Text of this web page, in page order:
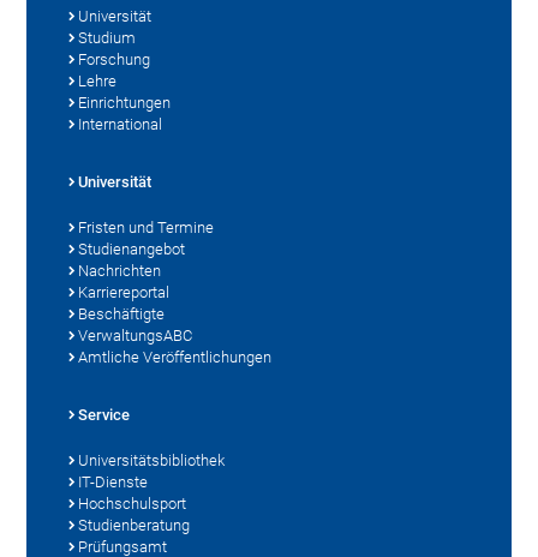
Universität
Studium
Forschung
Lehre
Einrichtungen
International
Universität
Fristen und Termine
Studienangebot
Nachrichten
Karriereportal
Beschäftigte
VerwaltungsABC
Amtliche Veröffentlichungen
Service
Universitätsbibliothek
IT-Dienste
Hochschulsport
Studienberatung
Prüfungsamt